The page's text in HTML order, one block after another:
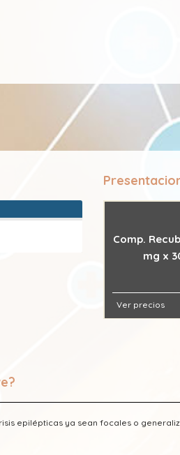
Comp.
mg x
Ver precios
epilépticas ya sean focales o